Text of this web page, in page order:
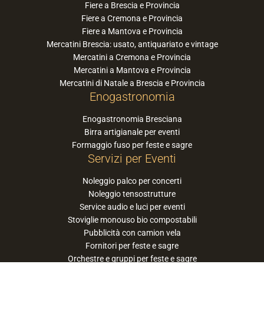
Fiere a Brescia e Provincia
Fiere a Cremona e Provincia
Fiere a Mantova e Provincia
Mercatini Brescia: usato, antiquariato e vintage
Mercatini a Cremona e Provincia
Mercatini a Mantova e Provincia
Mercatini di Natale a Brescia e Provincia
Enogastronomia
Enogastronomia Bresciana
Birra artigianale per eventi
Formaggio fuso per feste e sagre
Servizi per Eventi
Noleggio palco per concerti
Noleggio tensostrutture
Service audio e luci per eventi
Stoviglie monouso bio compostabili
Pubblicità con camion vela
Fornitori per feste e sagre
Orchestre e gruppi per feste e sagre